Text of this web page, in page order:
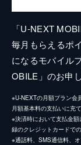
「U-NEXT
毎月もらえるポ
になるモバイル
OBILE」のお申
※U-NEXTの月額プラン会
月額基本料の支払いに充て
※決済時において支払金
録のクレジットカードで
※通話料、SMS通信料、